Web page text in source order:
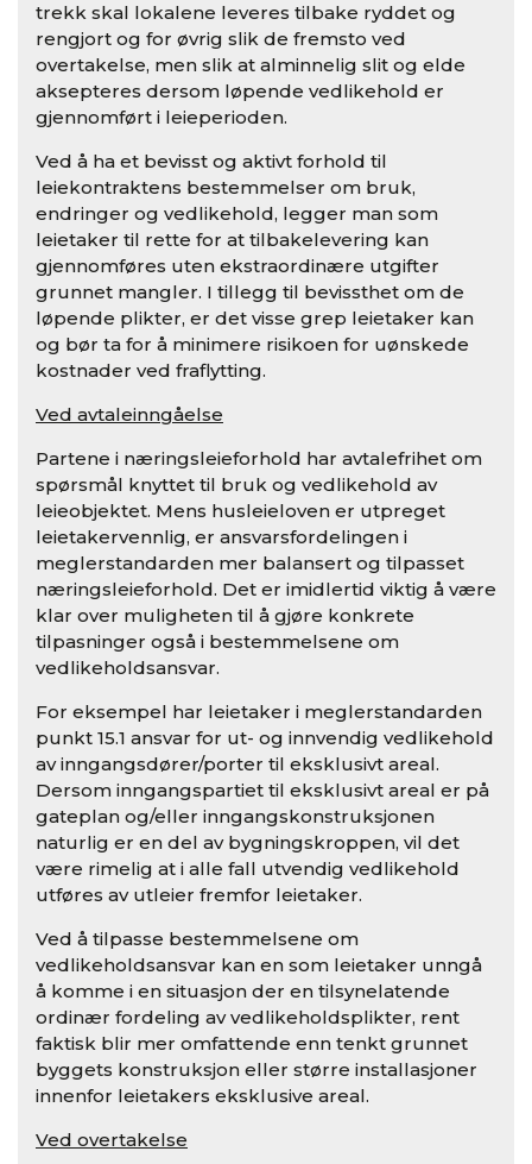
trekk skal lokalene leveres tilbake ryddet og
rengjort og for øvrig slik de fremsto ved
overtakelse, men slik at alminnelig slit og elde
aksepteres dersom løpende vedlikehold er
gjennomført i leieperioden.
Ved å ha et bevisst og aktivt forhold til
leiekontraktens bestemmelser om bruk,
endringer og vedlikehold, legger man som
leietaker til rette for at tilbakelevering kan
gjennomføres uten ekstraordinære utgifter
grunnet mangler. I tillegg til bevissthet om de
løpende plikter, er det visse grep leietaker kan
og bør ta for å minimere risikoen for uønskede
kostnader ved fraflytting.
Ved avtaleinngåelse
Partene i næringsleieforhold har avtalefrihet om
spørsmål knyttet til bruk og vedlikehold av
leieobjektet. Mens husleieloven er utpreget
leietakervennlig, er ansvarsfordelingen i
meglerstandarden mer balansert og tilpasset
næringsleieforhold. Det er imidlertid viktig å være
klar over muligheten til å gjøre konkrete
tilpasninger også i bestemmelsene om
vedlikeholdsansvar.
For eksempel har leietaker i meglerstandarden
punkt 15.1 ansvar for ut- og innvendig vedlikehold
av inngangsdører/porter til eksklusivt areal.
Dersom inngangspartiet til eksklusivt areal er på
gateplan og/eller inngangskonstruksjonen
naturlig er en del av bygningskroppen, vil det
være rimelig at i alle fall utvendig vedlikehold
utføres av utleier fremfor leietaker.
Ved å tilpasse bestemmelsene om
vedlikeholdsansvar kan en som leietaker unngå
å komme i en situasjon der en tilsynelatende
ordinær fordeling av vedlikeholdsplikter, rent
faktisk blir mer omfattende enn tenkt grunnet
byggets konstruksjon eller større installasjoner
innenfor leietakers eksklusive areal.
Ved overtakelse